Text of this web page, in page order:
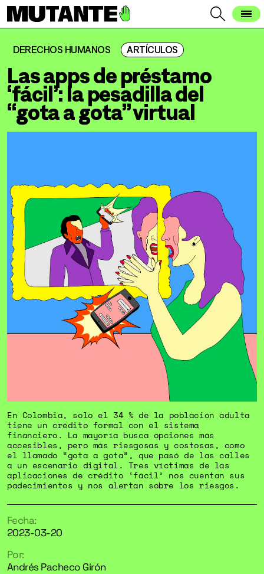
DERECHOS HUMANOS ARTÍCULOS
Las apps de préstamo
‘fácil’: la pesadilla del
“gota a gota” virtual
En Colombia, solo el34 % de la población adulta
tiene un crédito formal con el sistema
financiero. La mayoría busca opciones más
accesibles, pero más riesgosas y costosas, como
el llamado “gota a gota”, que pasó de las calles
a un escenario digital. Tres víctimas de las
aplicaciones de crédito ‘fácil’ nos cuentan sus
padecimientos y nos alertan sobre los riesgos.
Fecha:
2023-03-20
Por:
Andrés Pacheco Girón